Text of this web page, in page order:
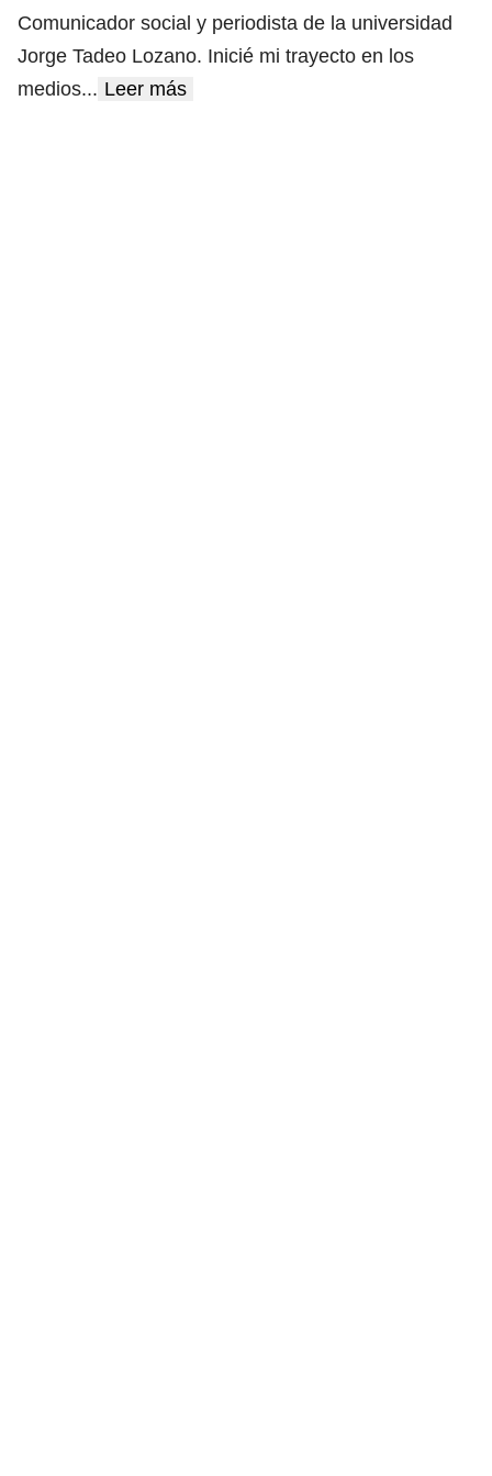
Comunicador social y periodista de la universidad
Jorge Tadeo Lozano. Inicié mi trayecto en los
medios... Leer más